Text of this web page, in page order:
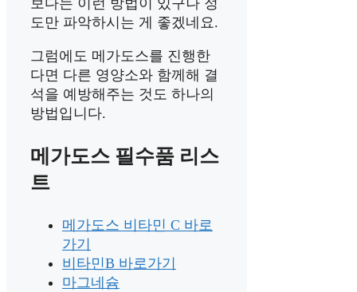
보다는 이런 방법이 있구나 정
도만 파악하시는 게 좋겠네요.
그럼에도 메가도스를 진행한
다면 다른 영양소와 함께해 결
석을 예방해주는 것도 하나의
방법입니다.
메가도스 필수품 리스
트
메가도스 비타민 C 바로
가기
비타민B 바로가기
마그네슘